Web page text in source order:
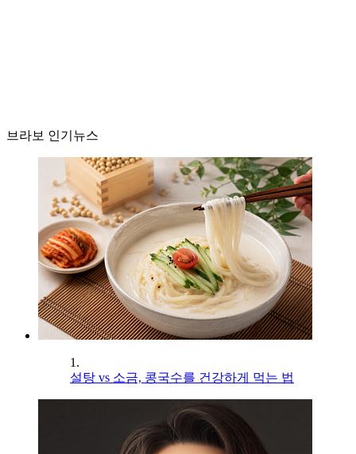
브라보 인기뉴스
1.
설탕 vs 소금, 콩국수를 건강하게 먹는 법